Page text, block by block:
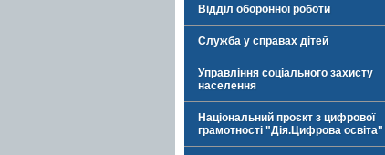
Відділ оборонної роботи
Служба у справах дітей
Управління соціального захисту
населення
Національний проєкт з цифрової
грамотності "Дія.Цифрова освіта"